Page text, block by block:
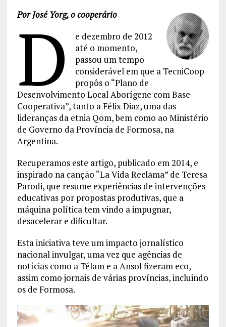
Por José Yorg, o cooperário
D
e dezembro de 2012
até o momento,
passou um tempo
considerável em que a TecniCoop
propôs o “Plano de
Desenvolvimento Local Aborígene com Base
Cooperativa”, tanto a Félix Diaz, uma das
lideranças da etnia Qom, bem como ao Ministério
de Governo da Província de Formosa, na
Argentina.
Recuperamos este artigo, publicado em 2014, e
inspirado na canção “La Vida Reclama” de Teresa
Parodi, que resume experiências de intervenções
educativas por propostas produtivas, que a
máquina política tem vindo a impugnar,
desacelerar e dificultar.
Esta iniciativa teve um impacto jornalístico
nacional invulgar, uma vez que agências de
notícias como a Télam e a Ansol fizeram eco,
assim como jornais de várias províncias, incluindo
os de Formosa.